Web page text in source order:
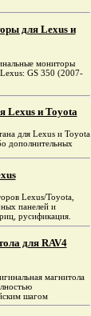
для Lexus и
мониторы
GS 350 (2007-
Lexus и Toyota
для Lexus и Toyota
дополнительных
Lexus/Toyota,
панелей и
русификация.
для RAV4
магнитола
шагом